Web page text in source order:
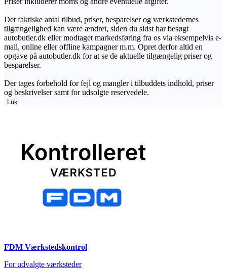
Det faktiske antal tilbud, priser, besparelser og værkstedernes
tilgængelighed kan være ændret, siden du sidst har besøgt
autobutler.dk eller modtaget markedsføring fra os via eksempelvis e-
mail, online eller offline kampagner m.m. Opret derfor altid en
opgave på autobutler.dk for at se de aktuelle tilgængelig priser og
besparelser.
Der tages forbehold for fejl og mangler i tilbuddets indhold, priser
og beskrivelser samt for udsolgte reservedele.
Luk
FDM Værkstedskontrol
For udvalgte værksteder